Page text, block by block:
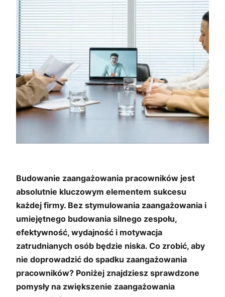
Budowanie zaangażowania pracowników jest
absolutnie kluczowym elementem sukcesu
każdej firmy. Bez stymulowania zaangażowania i
umiejętnego budowania silnego zespołu,
efektywność, wydajność i motywacja
zatrudnianych osób będzie niska. Co zrobić, aby
nie doprowadzić do spadku zaangażowania
pracowników? Poniżej znajdziesz sprawdzone
pomysły na zwiększenie zaangażowania